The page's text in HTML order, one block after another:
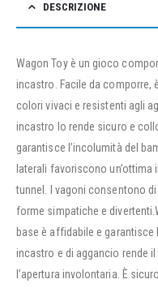
DESCRIZIONE
Wagon Toy è un gioco
incastro. Facile da comporre,
colori vivaci e resistenti agli
incastro lo rende sicuro e
garantisce l’incolumità del
laterali favoriscono un’ottima
tunnel. I vagoni consentono
forme simpatiche e
base è affidabile e garantisce
incastro e di aggancio rende
l’apertura involontaria. È